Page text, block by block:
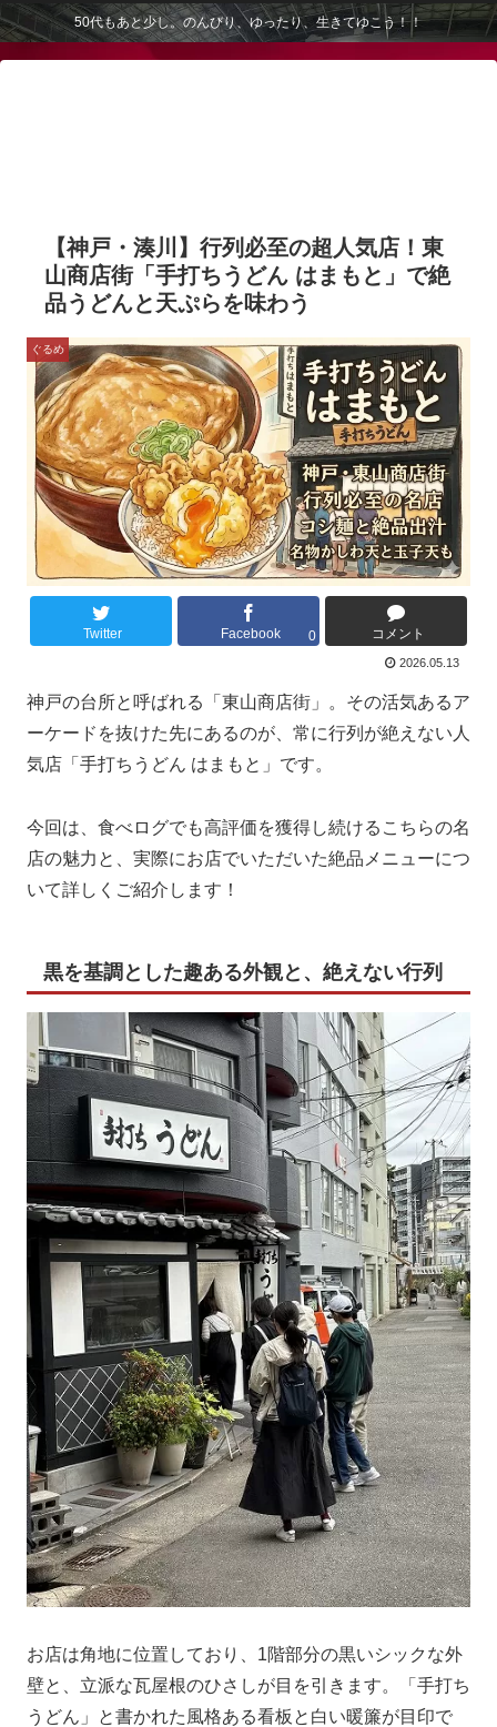
50代もあと少し。のんびり、ゆったり、生きてゆこう！！
【神戸・湊川】行列必至の超人気店！東
山商店街「手打ちうどん はまもと」で絶
品うどんと天ぷらを味わう
ぐるめ
Twitter Facebook 0 コメント
2026.05.13
神戸の台所と呼ばれる「東山商店街」。その活気あるア
ーケードを抜けた先にあるのが、常に行列が絶えない人
気店「手打ちうどん はまもと」です。
今回は、食べログでも高評価を獲得し続けるこちらの名
店の魅力と、実際にお店でいただいた絶品メニューにつ
いて詳しくご紹介します！
黒を基調とした趣ある外観と、絶えない行列
お店は角地に位置しており、1階部分の黒いシックな外
壁と、立派な瓦屋根のひさしが目を引きます。「手打ち
うどん」と書かれた風格ある看板と白い暖簾が目印で